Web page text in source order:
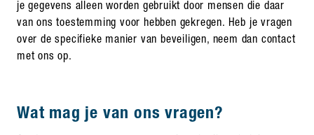
je gegevens alleen worden gebruikt door mensen die daar
van ons toestemming voor hebben gekregen. Heb je vragen
over de specifieke manier van beveiligen, neem dan contact
met ons op.
Wat mag je van ons vragen?